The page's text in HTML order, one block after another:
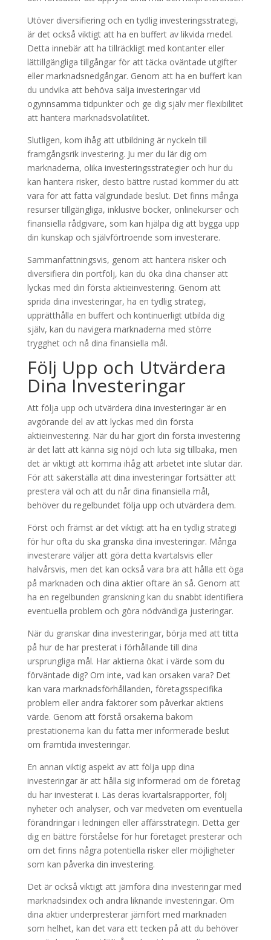
Utöver diversifiering och en tydlig investeringsstrategi,
är det också viktigt att ha en buffert av likvida medel.
Detta innebär att ha tillräckligt med kontanter eller
lättillgängliga tillgångar för att täcka oväntade utgifter
eller marknadsnedgångar. Genom att ha en buffert kan
du undvika att behöva sälja investeringar vid
ogynnsamma tidpunkter och ge dig själv mer flexibilitet
att hantera marknadsvolatilitet.
Slutligen, kom ihåg att utbildning är nyckeln till
framgångsrik investering. Ju mer du lär dig om
marknaderna, olika investeringsstrategier och hur du
kan hantera risker, desto bättre rustad kommer du att
vara för att fatta välgrundade beslut. Det finns många
resurser tillgängliga, inklusive böcker, onlinekurser och
finansiella rådgivare, som kan hjälpa dig att bygga upp
din kunskap och självförtroende som investerare.
Sammanfattningsvis, genom att hantera risker och
diversifiera din portfölj, kan du öka dina chanser att
lyckas med din första aktieinvestering. Genom att
sprida dina investeringar, ha en tydlig strategi,
upprätthålla en buffert och kontinuerligt utbilda dig
själv, kan du navigera marknaderna med större
trygghet och nå dina finansiella mål.
Följ Upp och Utvärdera
Dina Investeringar
Att följa upp och utvärdera dina investeringar är en
avgörande del av att lyckas med din första
aktieinvestering. När du har gjort din första investering
är det lätt att känna sig nöjd och luta sig tillbaka, men
det är viktigt att komma ihåg att arbetet inte slutar där.
För att säkerställa att dina investeringar fortsätter att
prestera väl och att du når dina finansiella mål,
behöver du regelbundet följa upp och utvärdera dem.
Först och främst är det viktigt att ha en tydlig strategi
för hur ofta du ska granska dina investeringar. Många
investerare väljer att göra detta kvartalsvis eller
halvårsvis, men det kan också vara bra att hålla ett öga
på marknaden och dina aktier oftare än så. Genom att
ha en regelbunden granskning kan du snabbt identifiera
eventuella problem och göra nödvändiga justeringar.
När du granskar dina investeringar, börja med att titta
på hur de har presterat i förhållande till dina
ursprungliga mål. Har aktierna ökat i värde som du
förväntade dig? Om inte, vad kan orsaken vara? Det
kan vara marknadsförhållanden, företagsspecifika
problem eller andra faktorer som påverkar aktiens
värde. Genom att förstå orsakerna bakom
prestationerna kan du fatta mer informerade beslut
om framtida investeringar.
En annan viktig aspekt av att följa upp dina
investeringar är att hålla sig informerad om de företag
du har investerat i. Läs deras kvartalsrapporter, följ
nyheter och analyser, och var medveten om eventuella
förändringar i ledningen eller affärsstrategin. Detta ger
dig en bättre förståelse för hur företaget presterar och
om det finns några potentiella risker eller möjligheter
som kan påverka din investering.
Det är också viktigt att jämföra dina investeringar med
marknadsindex och andra liknande investeringar. Om
dina aktier underpresterar jämfört med marknaden
som helhet, kan det vara ett tecken på att du behöver